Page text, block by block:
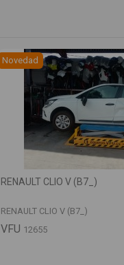
Novedad
RENAULT CLIO V (B7_)
RENAULT CLIO V (B7_)
VFU 12655